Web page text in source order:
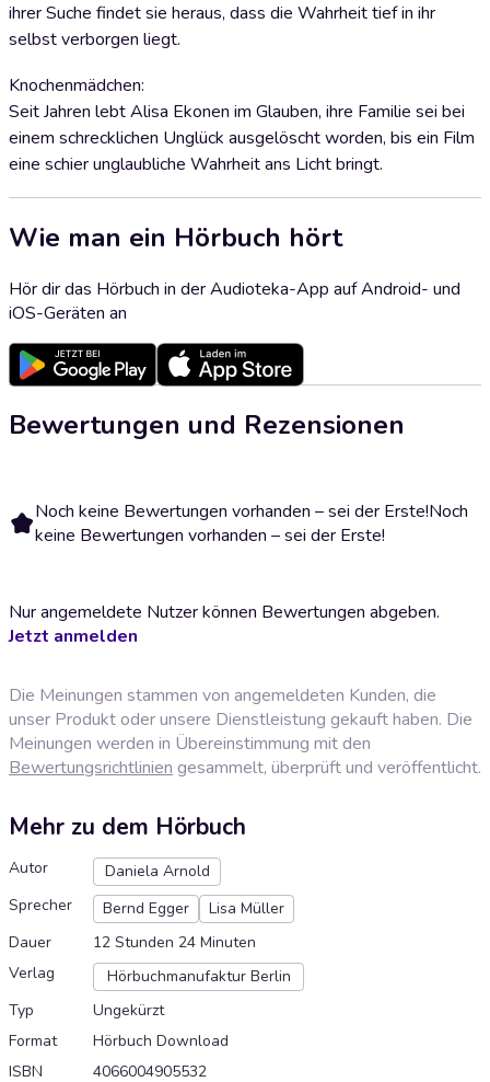
ihrer Suche findet sie heraus, dass die Wahrheit tief in ihr
selbst verborgen liegt.
Knochenmädchen:
Seit Jahren lebt Alisa Ekonen im Glauben, ihre Familie sei bei
einem schrecklichen Unglück ausgelöscht worden, bis ein Film
eine schier unglaubliche Wahrheit ans Licht bringt.
Wie man ein Hörbuch hört
Hör dir das Hörbuch in der Audioteka-App auf Android- und
iOS-Geräten an
Bewertungen und Rezensionen
Noch keine Bewertungen vorhanden – sei der Erste!Noch
keine Bewertungen vorhanden – sei der Erste!
Nur angemeldete Nutzer können Bewertungen abgeben.
Jetzt anmelden
Die Meinungen stammen von angemeldeten Kunden, die
unser Produkt oder unsere Dienstleistung gekauft haben. Die
Meinungen werden in Übereinstimmung mit den
Bewertungsrichtlinien gesammelt, überprüft und veröffentlicht.
Mehr zu dem Hörbuch
Autor
Daniela Arnold
Sprecher
Bernd Egger
Lisa Müller
Dauer
12 Stunden 24 Minuten
Verlag
Hörbuchmanufaktur Berlin
Typ
Ungekürzt
Format
Hörbuch Download
ISBN
4066004905532